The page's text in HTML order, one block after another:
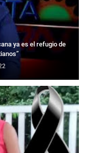
ya es el refugio de